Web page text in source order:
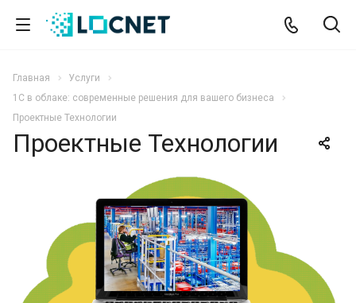
Главная
Услуги
1С в облаке: современные решения для вашего бизнеса
Проектные Технологии
Проектные Технологии